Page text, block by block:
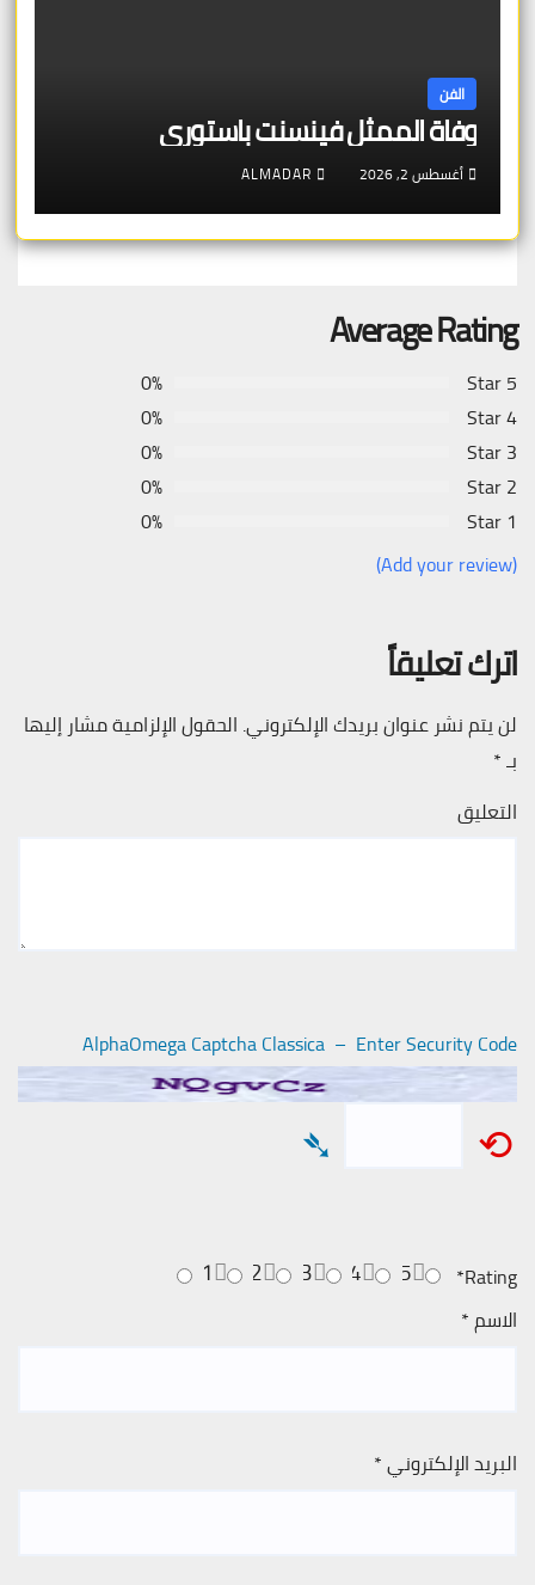
الفن
وفاة الممثل فينسنت باستوري
أغسطس 2, 2026 ALMADAR
Average Rating
5 Star
0%
4 Star
0%
3 Star
0%
2 Star
0%
1 Star
0%
(Add your review)
اترك تعليقاً
لن يتم نشر عنوان بريدك الإلكتروني. الحقول الإلزامية مشار إليها
بـ*
التعليق
AlphaOmega Captcha Classica – Enter Security Code
⟲
➴
Rating
*
5
4
3
2
1
الاسم*
البريد الإلكتروني*